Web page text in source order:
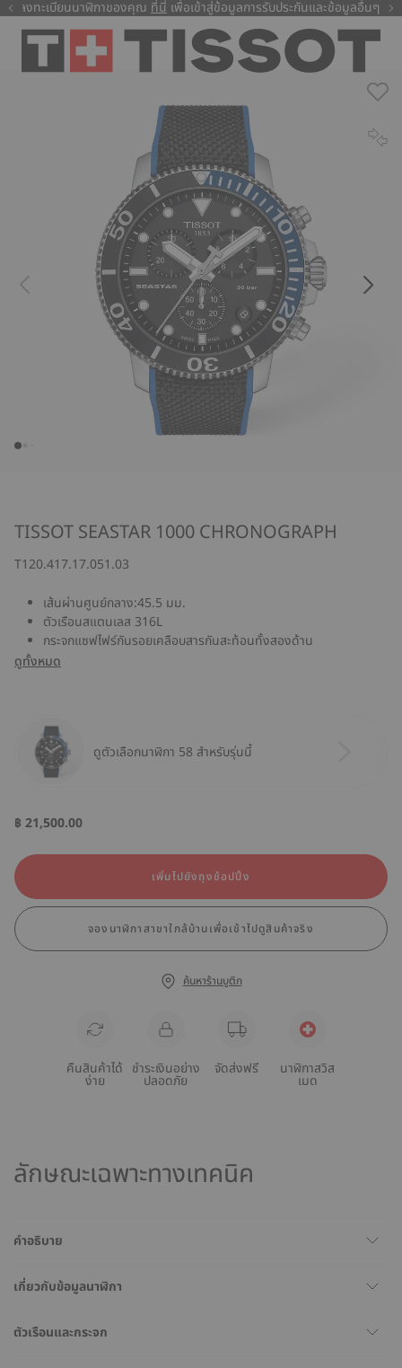
ลงทะเบียนนาฬิกาของคุณ ที่นี่ เพื่อเข้าสู่ข้อมูลการรับประกันและข้อมูลอื่นๆ
ที่นี่
TISSOT SEASTAR 1000 CHRONOGRAPH
T120.417.17.051.03
เส้นผ่านศูนย์กลาง:45.5 มม.
ตัวเรือนสแตนเลส 316L
กระจกแซฟไฟร์กันรอยเคลือบสารกันสะท้อนทั้งสองด้าน
ดูทั้งหมด
ดูตัวเลือกนาฬิกา 58 สำหรับรุ่นนี้
฿ 21,500.00
เพิ่มไปยังถุงช้อปปิ้ง
จองนาฬิกาสาขาใกล้บ้านเพื่อเข้าไปดูสินค้าจริง
ค้นหาร้านบูติก
คืนสินค้าได้
ง่าย
ชำระเงินอย่าง
ปลอดภัย
จัดส่งฟรี นาฬิกาสวิส
เมด
ลักษณะเฉพาะทางเทคนิค
คำอธิบาย
เกี่ยวกับข้อมูลนาฬิกา
ตัวเรือนและกระจก